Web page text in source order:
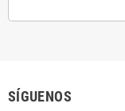
SÍGUENOS